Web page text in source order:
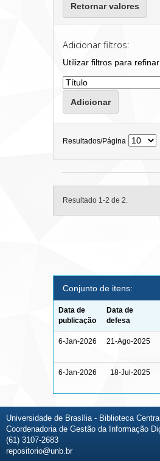
Retornar valores
Adicionar filtros:
Utilizar filtros para
Resultados/Página
Resultado 1-2 de 2.
Conjunto de itens:
Data de
publicação
Data de
defesa
6-Jan-2026 21-Ago-2025
6-Jan-2026 18-Jul-2025
Universidade de Brasília - Biblioteca Central
Coordenadoria de Gestão da Informação
(61) 3107-2683
repositorio@unb.br